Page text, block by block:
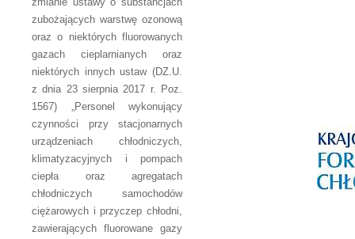
zubożających warstwę ozonową
oraz o niektórych fluorowanych
gazach cieplarnianych oraz
niektórych innych ustaw (DZ.U.
z dnia 23 sierpnia 2017 r. Poz.
1567) „Personel wykonujący
czynności przy stacjonarnych
urządzeniach chłodniczych,
klimatyzacyjnych i pompach
ciepła oraz agregatach
chłodniczych samochodów
ciężarowych i przyczep chłodni,
zawierających fluorowane gazy